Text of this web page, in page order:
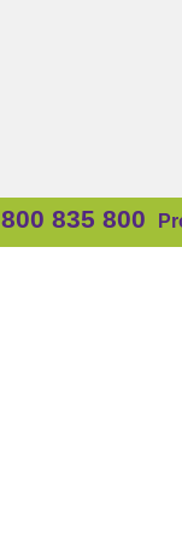
800 835 800